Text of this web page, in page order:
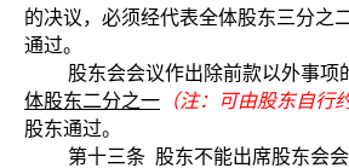
的决议，必须经代表全体股东三分之
通过。
股东会会议作出除前款以外事项
体股东二分之一 （注：可由股东自行
股东通过。
第十三条 股东不能出席股东会